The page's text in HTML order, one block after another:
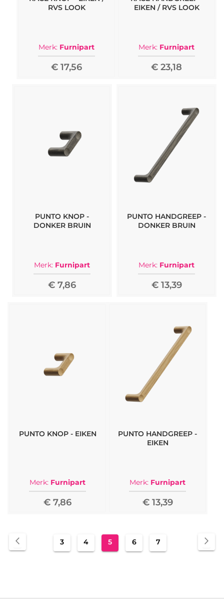
RVS LOOK
Merk: Furnipart
€ 17,56
EIKEN / RVS LOOK
Merk: Furnipart
€ 23,18
PUNTO KNOP -
DONKER BRUIN
Merk: Furnipart
€ 7,86
PUNTO HANDGREEP -
DONKER BRUIN
Merk: Furnipart
€ 13,39
PUNTO KNOP - EIKEN
Merk: Furnipart
€ 7,86
PUNTO HANDGREEP -
EIKEN
Merk: Furnipart
€ 13,39
Pagina
Pagina
3 Pagina
4
U
5 Pagina
6 Pagina
7